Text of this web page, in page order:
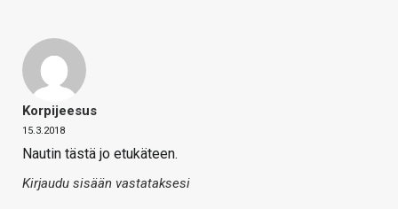
Korpijeesus
15.3.2018
Nautin tästä jo etukäteen.
Kirjaudu sisään vastataksesi